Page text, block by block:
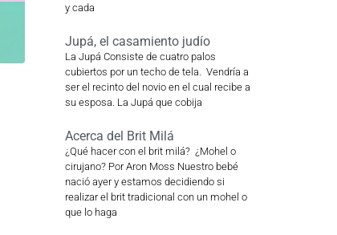
y cada
Jupá, el casamiento judío
La Jupá Consiste de cuatro palos
cubiertos por un techo de tela. Vendría a
ser el recinto del novio en el cual recibe a
su esposa. La Jupá que cobija
Acerca del Brit Milá
¿Qué hacer con el brit milá? ¿Mohel o
cirujano? Por Aron Moss Nuestro bebé
nació ayer y estamos decidiendo si
realizar el brit tradicional con un mohel o
que lo haga